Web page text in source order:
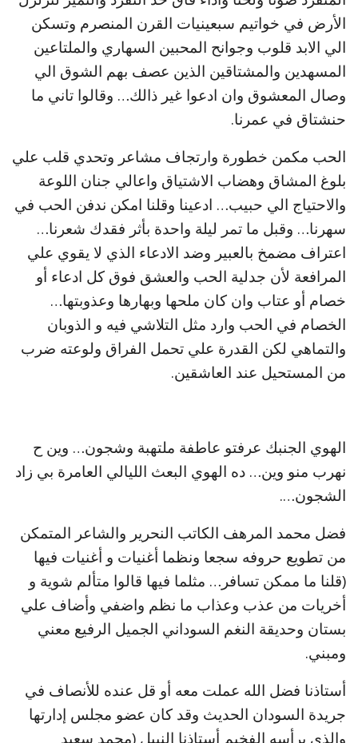
الأرض في خواتيم سبعينيات القرن المنصرم وتسكن
الي الابد قلوب وجوانح المحبين السهاري والملتاعين
المسهدين والمشتاقين الذين عصف بهم الشوق الي
وصال المعشوق وان ادعوا غير ذالك… وقالوا تاني ما
حنشتاق في عمرنا.
الحب مكمن خطورة وارتجاف مشاعر وتحدي قلب علي
بلوغ المشاق وهضاب الاشتياق واعالي جنان اللوعة
والاحتياج الي حبيب… ادعينا وقلنا امكن ندفن الحب في
سهرنا… وقبل ما تمر ليلة واحدة بأثر فقدك شعرنا…
اعتراف مضمخ بالعبير وضد الادعاء الذي لا يقوي علي
المرافعة لأن جدلية الحب والعشق فوق كل ادعاء أو
خصام أو عتاب وان كان ملحها وبهارها وعذوبتها…
الخصام في الحب وارد مثل التلاشي فيه و الذوبان
والتماهي لكن القدرة علي تحمل الفراق ولوعته ضرب
من المستحيل عند العاشقين.
الهوي الجنبك عرفتو عاطفة ملتهبة وشجون… وين ح
نهرب منو وين… ده الهوي البعث الليالي العامرة بي زاد
الشجون….
فضل محمد المرهف الكاتب النحرير والشاعر المتمكن
من تطويع حروفه سجعا ونظما أغنيات و أغنيات فيها
(قلنا ما ممكن تسافر… مثلما فيها قالوا متألم شوية و
أخريات من عذب وعذاب ما نظم واضفي وأضاف علي
بستان وحديقة النغم السوداني الجميل الرفيع معني
ومبني.
أستاذنا فضل الله عملت معه أو قل عنده للأنصاف في
جريدة السودان الحديث وقد كان عضو مجلس إدارتها
والذي يرأسه الفخيم أستاذنا النبيل (محمد سعيد